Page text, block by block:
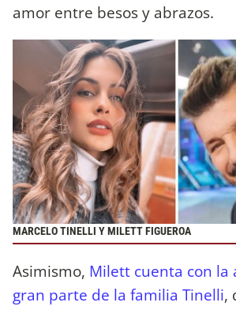
amor entre besos y abrazos.
MARCELO TINELLI Y MILETT FIGUEROA
Asimismo, Milett cuenta con la
gran parte de la familia Tinelli,